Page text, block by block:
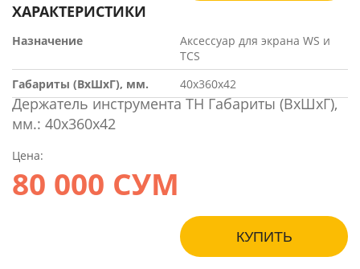
ХАРАКТЕРИСТИКИ
Назначение
Аксессуар для экрана WS и
TCS
Габариты (ВхШхГ), мм.
40х360х42
Держатель инструмента TH Габариты (ВхШхГ),
мм.: 40х360х42
Цена:
80 000 СУМ
КУПИТЬ